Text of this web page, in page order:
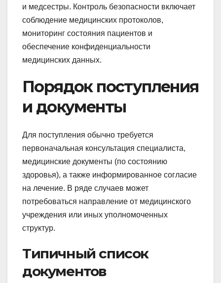
и медсестры. Контроль безопасности включает
соблюдение медицинских протоколов,
мониторинг состояния пациентов и
обеспечение конфиденциальности
медицинских данных.
Порядок поступления
и документы
Для поступления обычно требуется
первоначальная консультация специалиста,
медицинские документы (по состоянию
здоровья), а также информированное согласие
на лечение. В ряде случаев может
потребоваться направление от медицинского
учреждения или иных уполномоченных
структур.
Типичный список
документов